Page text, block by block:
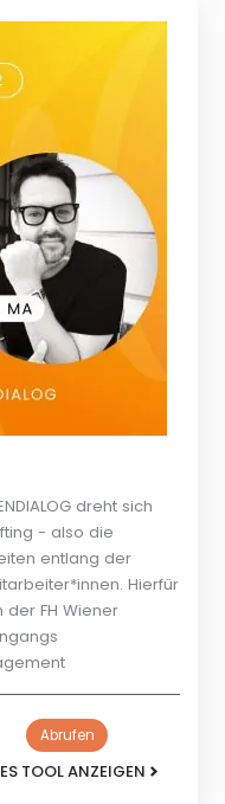
dreht sich
- also die
entlang der
Hierfür
der FH Wiener
Abrufen
TOOL ANZEIGEN